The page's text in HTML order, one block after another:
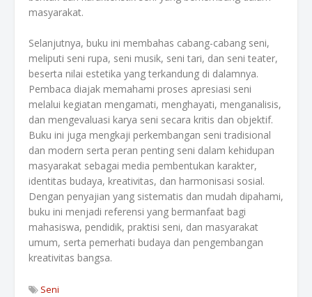
masyarakat.
Selanjutnya, buku ini membahas cabang-cabang seni,
meliputi seni rupa, seni musik, seni tari, dan seni teater,
beserta nilai estetika yang terkandung di dalamnya.
Pembaca diajak memahami proses apresiasi seni
melalui kegiatan mengamati, menghayati, menganalisis,
dan mengevaluasi karya seni secara kritis dan objektif.
Buku ini juga mengkaji perkembangan seni tradisional
dan modern serta peran penting seni dalam kehidupan
masyarakat sebagai media pembentukan karakter,
identitas budaya, kreativitas, dan harmonisasi sosial.
Dengan penyajian yang sistematis dan mudah dipahami,
buku ini menjadi referensi yang bermanfaat bagi
mahasiswa, pendidik, praktisi seni, dan masyarakat
umum, serta pemerhati budaya dan pengembangan
kreativitas bangsa.
Seni